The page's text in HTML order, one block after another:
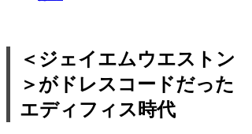
＜ジェイエムウエストン
＞がドレスコードだった
エディフィス時代